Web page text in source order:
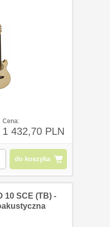
Cena:
1 432,70 PLN
do koszyka
10 SCE (TB) -